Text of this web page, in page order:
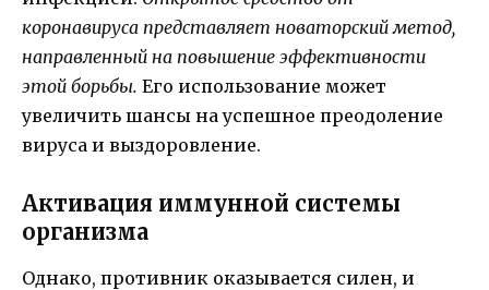
коронавируса представляет новаторский метод,
направленный на повышение эффективности
этой борьбы. Его использование может
увеличить шансы на успешное преодоление
вируса и выздоровление.
Активация иммунной системы
организма
Однако, противник оказывается силен, и